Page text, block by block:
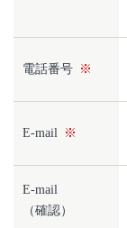
電話番号
E-mail
E-mail
（確認）